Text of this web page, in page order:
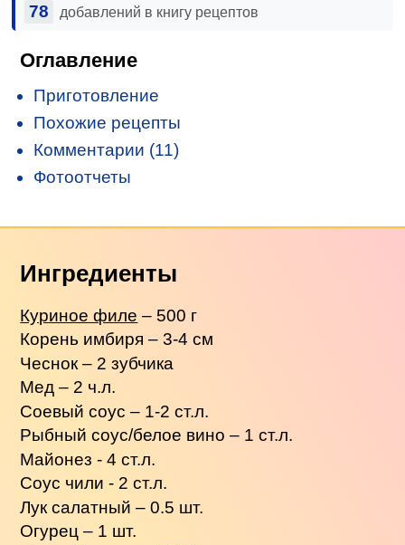
78 добавлений в книгу рецептов
Оглавление
Приготовление
Похожие рецепты
Комментарии (11)
Фотоотчеты
Ингредиенты
Куриное филе – 500 г
Корень имбиря – 3-4 см
Чеснок – 2 зубчика
Мед – 2 ч.л.
Соевый соус – 1-2 ст.л.
Рыбный соус/белое вино – 1 ст.л.
Майонез - 4 ст.л.
Соус чили - 2 ст.л.
Лук салатный – 0.5 шт.
Огурец – 1 шт.